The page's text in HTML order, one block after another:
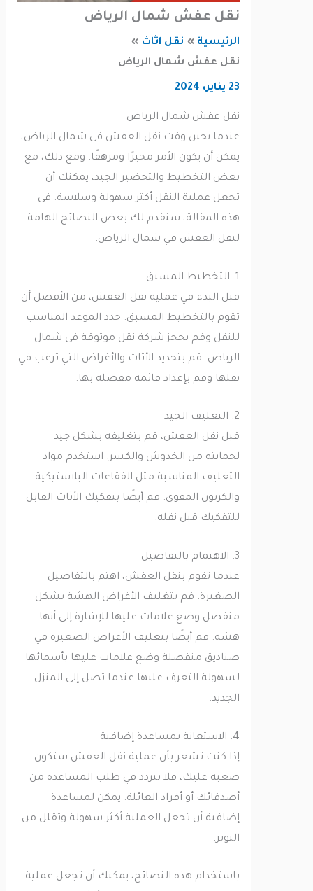
نقل عفش شمال الرياض
الرئيسية
نقل اثاث
نقل عفش شمال الرياض
نقل عفش شمال الرياض
عندما يحين وقت نقل العفش في شمال الرياض،
يمكن أن يكون الأمر محيرًا ومرهقًا. ومع ذلك، مع
بعض التخطيط والتحضير الجيد، يمكنك أن
تجعل عملية النقل أكثر سهولة وسلاسة. في
هذه المقالة، سنقدم لك بعض النصائح الهامة
لنقل العفش في شمال الرياض.
قبل البدء في عملية نقل العفش، من الأفضل أن
تقوم بالتخطيط المسبق. حدد الموعد المناسب
للنقل وقم بحجز شركة نقل موثوقة في شمال
الرياض. قم بتحديد الأثاث والأغراض التي ترغب في
نقلها وقم بإعداد قائمة مفصلة بها.
قبل نقل العفش، قم بتغليفه بشكل جيد
لحمايته من الخدوش والكسر. استخدم مواد
التغليف المناسبة مثل الفقاعات البلاستيكية
والكرتون المقوى. قم أيضًا بتفكيك الأثاث القابل
للتفكيك قبل نقله.
عندما تقوم بنقل العفش، اهتم بالتفاصيل
الصغيرة. قم بتغليف الأغراض الهشة بشكل
منفصل وضع علامات عليها للإشارة إلى أنها
هشة. قم أيضًا بتغليف الأغراض الصغيرة في
صناديق منفصلة وضع علامات عليها بأسمائها
لسهولة التعرف عليها عندما تصل إلى المنزل
الجديد.
إذا كنت تشعر بأن عملية نقل العفش ستكون
صعبة عليك، فلا تتردد في طلب المساعدة من
أصدقائك أو أفراد العائلة. يمكن لمساعدة
إضافية أن تجعل العملية أكثر سهولة وتقلل من
التوتر.
باستخدام هذه النصائح، يمكنك أن تجعل عملية